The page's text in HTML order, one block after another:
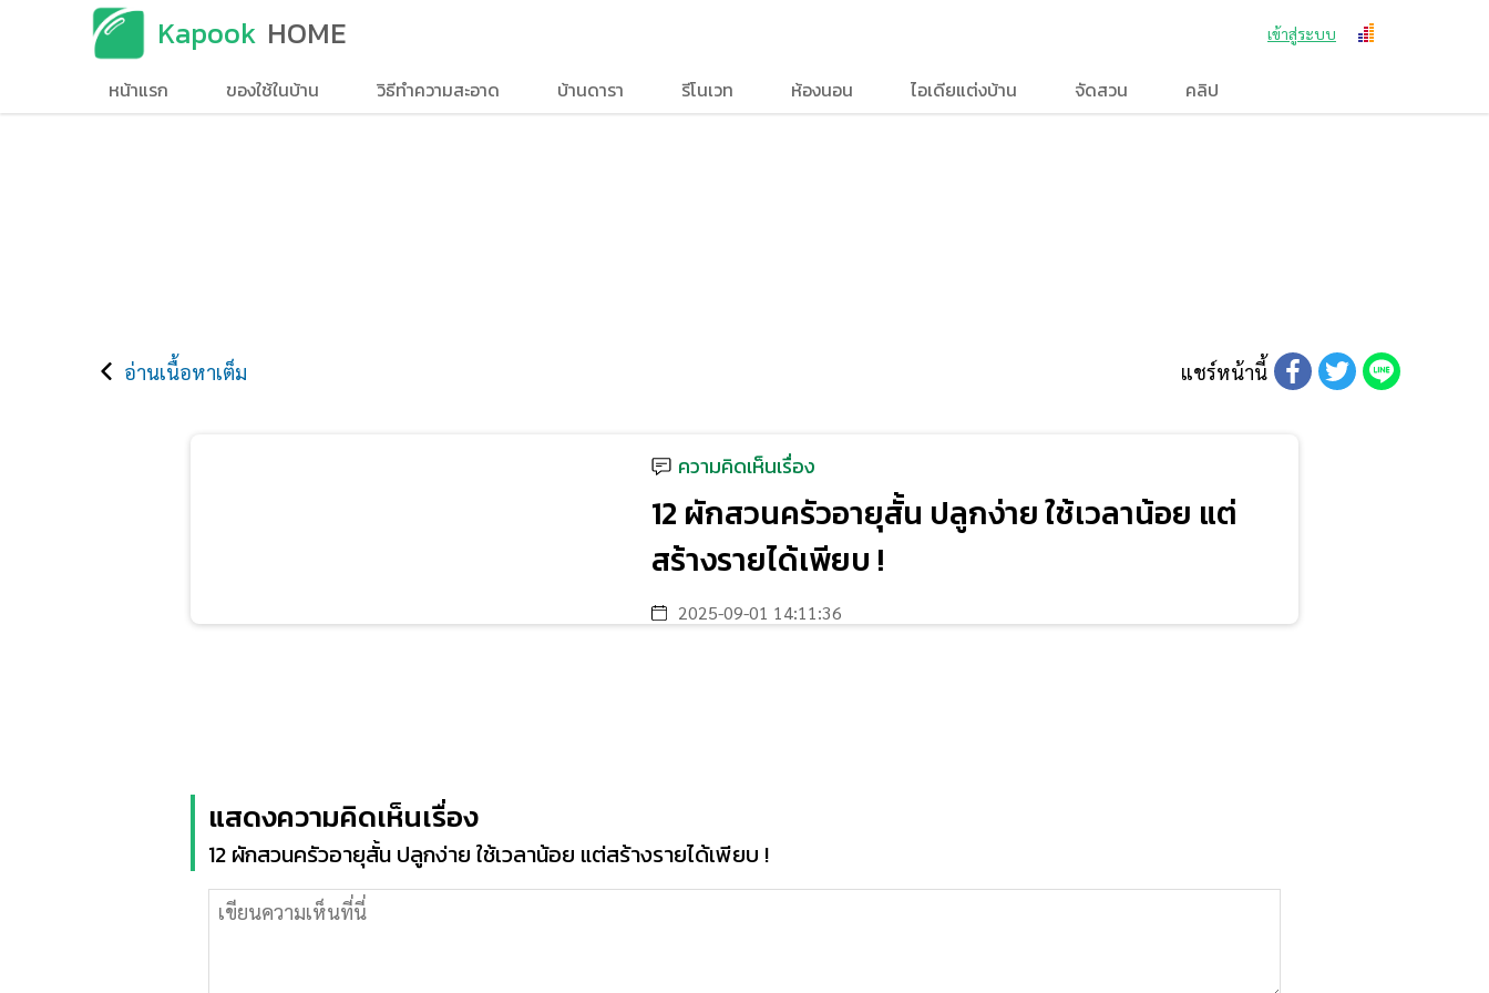
Kapook HOME เข้าสู่ระบบ
หน้าแรก ของใช้ในบ้าน วิธีทำความสะอาด บ้านดารา รีโนเวท ห้องนอน ไอเดียแต่งบ้าน จัดสวน คลิป
อ่านเนื้อหาเต็ม แชร์หน้านี้
ความคิดเห็นเรื่อง
12 ผักสวนครัวอายุสั้น ปลูกง่าย ใช้เวลาน้อย แต่
สร้างรายได้เพียบ !
2025-09-01 14:11:36
แสดงความคิดเห็นเรื่อง
12 ผักสวนครัวอายุสั้น ปลูกง่าย ใช้เวลาน้อย แต่สร้างรายได้เพียบ !